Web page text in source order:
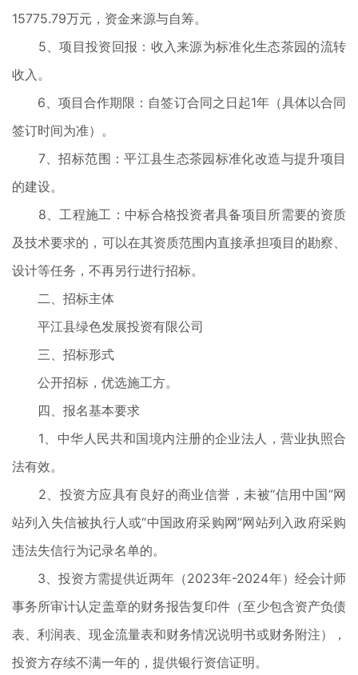
15775.79万元，资金来源与自筹。
5、项目投资回报：收入来源为标准化生态茶园的流转
收入。
6、项目合作期限：自签订合同之日起1年（具体以合同
签订时间为准）。
7、招标范围：平江县生态茶园标准化改造与提升项目
的建设。
8、工程施工：中标合格投资者具备项目所需要的资质
及技术要求的，可以在其资质范围内直接承担项目的勘察、
设计等任务，不再另行进行招标。
二、招标主体
平江县绿色发展投资有限公司
三、招标形式
公开招标，优选施工方。
四、报名基本要求
1、中华人民共和国境内注册的企业法人，营业执照合
法有效。
2、投资方应具有良好的商业信誉，未被“信用中国”网
站列入失信被执行人或“中国政府采购网”网站列入政府采购
违法失信行为记录名单的。
3、投资方需提供近两年（2023年-2024年）经会计师
事务所审计认定盖章的财务报告复印件（至少包含资产负债
表、利润表、现金流量表和财务情况说明书或财务附注），
投资方存续不满一年的，提供银行资信证明。